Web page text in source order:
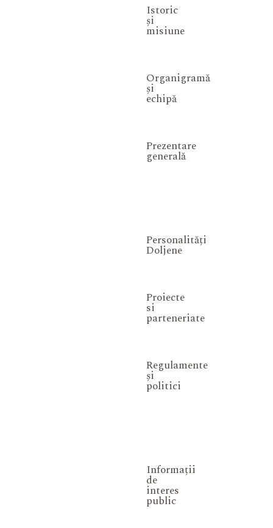
Istoric
și
misiune
Organigramă
și
echipă
Prezentare
generală
Personalități
Doljene
Proiecte
si
parteneriate
Regulamente
și
politici
Informații
de
interes
public